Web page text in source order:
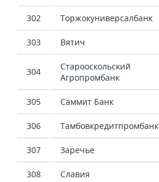
302 Торжокуниверсалбанк
303 Вятич
304
Старооскольский
Агропромбанк
305 Саммит Банк
306 Тамбовкредитпромбанк
307 Заречье
308 Славия